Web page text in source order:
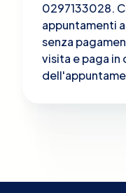
0297133028.
appuntamenti
senza
visita e paga in